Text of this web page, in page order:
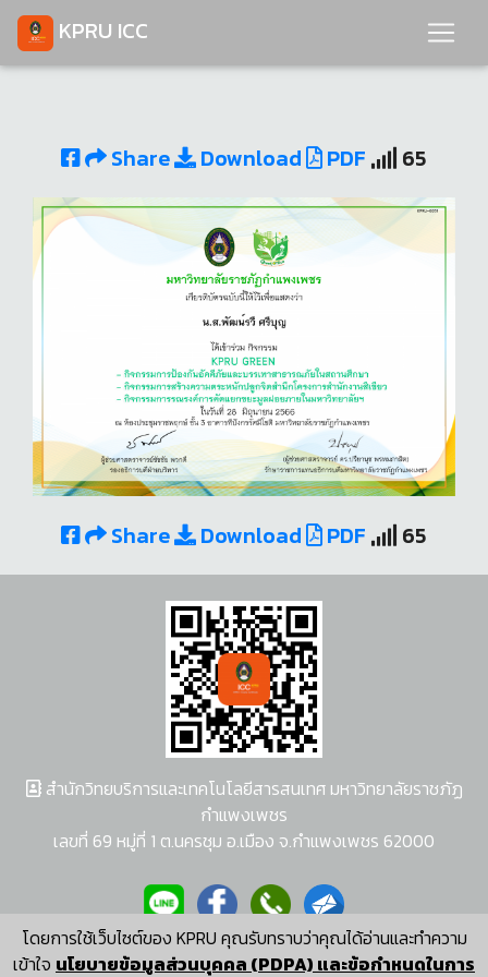
KPRU ICC
Share Download PDF 65
Share Download PDF 65
โดยการใช้เว็บไซต์ของ KPRU คุณรับทราบว่าคุณได้อ่านและทำความ
เข้าใจ นโยบายข้อมูลส่วนบุคคล (PDPA) และข้อกำหนดในการ
สำนักวิทยบริการและเทคโนโลยีสารสนเทศ มหาวิทยาลัยราชภัฏ
กำแพงเพชร
เลขที่ 69 หมู่ที่ 1 ต.นครชุม อ.เมือง จ.กำแพงเพชร 62000
ผู้พัฒนาระบบ อนุชา พวงผกา